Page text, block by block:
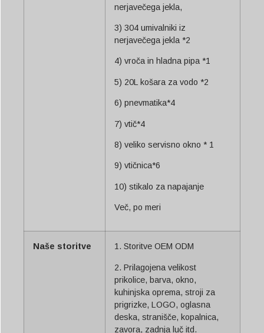
nerjavečega jekla,
3) 304 umivalniki iz
nerjavečega jekla *2
4) vroča in hladna pipa *1
5) 20L košara za vodo *2
6) pnevmatika*4
7) vtič*4
8) veliko servisno okno * 1
9) vtičnica*6
10) stikalo za napajanje
Več, po meri
Naše storitve 1. Storitve OEM ODM
2. Prilagojena velikost
prikolice, barva, okno,
kuhinjska oprema, stroji za
prigrizke, LOGO, oglasna
deska, stranišče, kopalnica,
zavora, zadnja luč itd.